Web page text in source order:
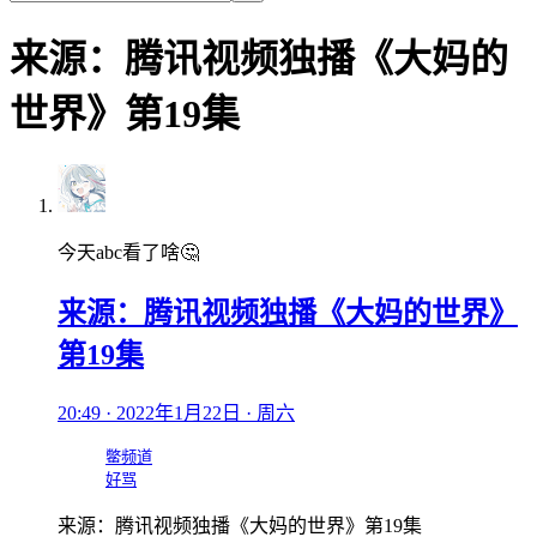
来源：腾讯视频独播《大妈的
世界》第19集
今天abc看了啥🤔
来源：腾讯视频独播《大妈的世界》
第19集
20:49 · 2022年1月22日 · 周六
鳖频道
好骂
来源：腾讯视频独播《大妈的世界》第19集